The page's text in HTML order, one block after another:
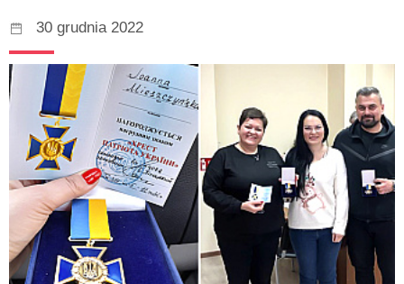
30 grudnia 2022